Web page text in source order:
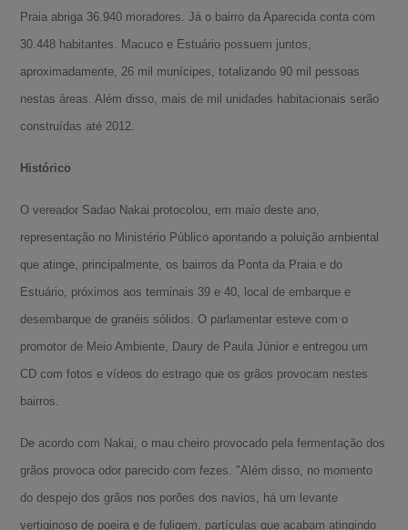
Praia abriga 36.940 moradores. Já o bairro da Aparecida conta com
30.448 habitantes. Macuco e Estuário possuem juntos,
aproximadamente, 26 mil munícipes, totalizando 90 mil pessoas
nestas áreas. Além disso, mais de mil unidades habitacionais serão
construídas até 2012.
Histórico
O vereador Sadao Nakai protocolou, em maio deste ano,
representação no Ministério Público apontando a poluição ambiental
que atinge, principalmente, os bairros da Ponta da Praia e do
Estuário, próximos aos terminais 39 e 40, local de embarque e
desembarque de granéis sólidos. O parlamentar esteve com o
promotor de Meio Ambiente, Daury de Paula Júnior e entregou um
CD com fotos e vídeos do estrago que os grãos provocam nestes
bairros.
De acordo com Nakai, o mau cheiro provocado pela fermentação dos
grãos provoca odor parecido com fezes. "Além disso, no momento
do despejo dos grãos nos porões dos navios, há um levante
vertiginoso de poeira e de fuligem, partículas que acabam atingindo